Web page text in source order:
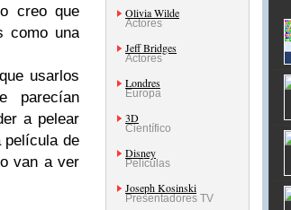
creo que
como una
usarlos
parecían
a pelear
película de
van a ver
Olivia Wilde
Actores
Jeff Bridges
Actores
Londres
Europa
3D
Científico
Disney
Películas
Joseph Kosinski
Presentadores TV